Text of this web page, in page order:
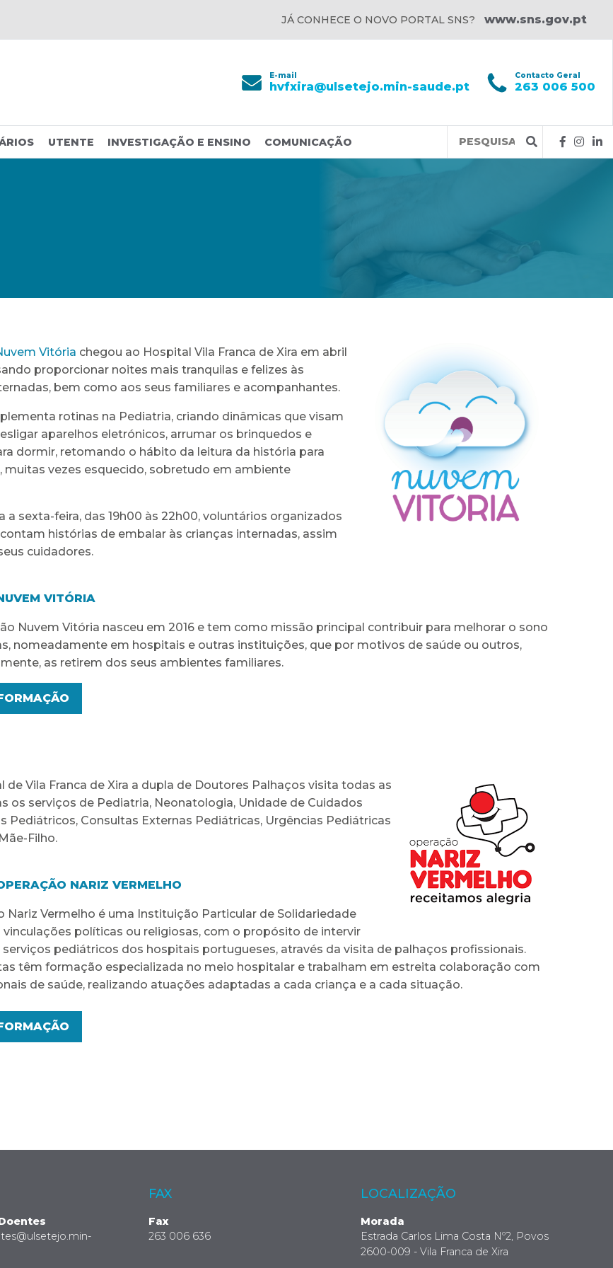
JÁ CONHECE O NOVO PORTAL SNS? www.sns.gov.pt
E-mail
hvfxira@ulsetejo.min-saude.pt
Contacto Geral
263 006 500
UTENTE INVESTIGAÇÃO E ENSINO COMUNICAÇÃO
Query
Vitória chegou ao Hospital Vila Franca de Xira em abril
proporcionar noites mais tranquilas e felizes às
bem como aos seus familiares e acompanhantes.
rotinas na Pediatria, criando dinâmicas que visam
aparelhos eletrónicos, arrumar os brinquedos e
dormir, retomando o hábito da leitura da história para
muitas vezes esquecido, sobretudo em ambiente
a sexta-feira, das 19h00 às 22h00, voluntários organizados
histórias de embalar às crianças internadas, assim
cuidadores.
VITÓRIA
Nuvem Vitória nasceu em 2016 e tem como missão principal contribuir para melhorar o sono
nomeadamente em hospitais e outras instituições, que por motivos de saúde ou outros,
as retirem dos seus ambientes familiares.
de Vila Franca de Xira a dupla de Doutores Palhaços visita todas as
os serviços de Pediatria, Neonatologia, Unidade de Cuidados
Pediátricos, Consultas Externas Pediátricas, Urgências Pediátricas
Filho.
NARIZ VERMELHO
Nariz Vermelho é uma Instituição Particular de Solidariedade
vinculações políticas ou religiosas, com o propósito de intervir
pediátricos dos hospitais portugueses, através da visita de palhaços profissionais.
têm formação especializada no meio hospitalar e trabalham em estreita colaboração com
de saúde, realizando atuações adaptadas a cada criança e a cada situação.
FAX
Fax
263 006 636
LOCALIZAÇÃO
Morada
Estrada Carlos Lima Costa Nº2, Povos
2600-009 - Vila Franca de Xira